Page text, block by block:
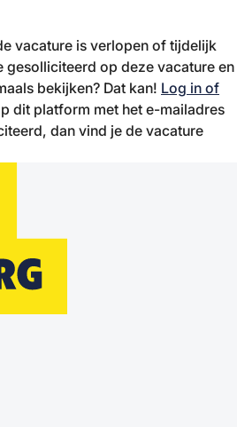
vacature is verlopen of tijdelijk
gesolliciteerd op deze vacature en
bekijken? Dat kan! Log in of
dit platform met het e-mailadres
dan vind je de vacature